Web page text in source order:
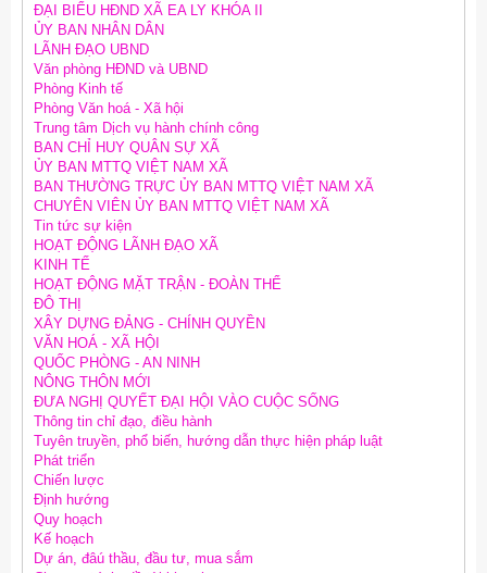
ĐẠI BIỂU HĐND XÃ EA LY KHÓA II
ỦY BAN NHÂN DÂN
LÃNH ĐẠO UBND
Văn phòng HĐND và UBND
Phòng Kinh tế
Phòng Văn hoá - Xã hội
Trung tâm Dịch vụ hành chính công
BAN CHỈ HUY QUÂN SỰ XÃ
ỦY BAN MTTQ VIỆT NAM XÃ
BAN THƯỜNG TRỰC ỦY BAN MTTQ VIỆT NAM XÃ
CHUYÊN VIÊN ỦY BAN MTTQ VIỆT NAM XÃ
Tin tức sự kiện
HOẠT ĐỘNG LÃNH ĐẠO XÃ
KINH TẾ
HOẠT ĐỘNG MẶT TRẬN - ĐOÀN THỂ
ĐÔ THỊ
XÂY DỰNG ĐẢNG - CHÍNH QUYỀN
VĂN HOÁ - XÃ HỘI
QUỐC PHÒNG - AN NINH
NÔNG THÔN MỚI
ĐƯA NGHỊ QUYẾT ĐẠI HỘI VÀO CUỘC SỐNG
Thông tin chỉ đạo, điều hành
Tuyên truyền, phổ biến, hướng dẫn thực hiện pháp luật
Phát triển
Chiến lược
Định hướng
Quy hoạch
Kế hoạch
Dự án, đâú thầu, đầu tư, mua sắm